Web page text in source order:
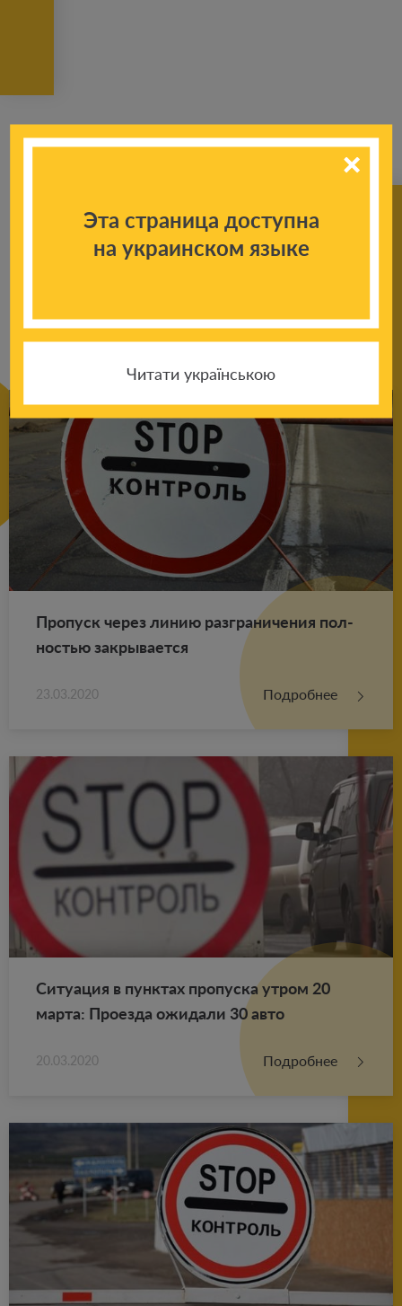
К другим
новостям
Про­пуск через линию раз­гра­ни­че­ния пол­
но­стью за­кры­ва­ет­ся
23.03.2020 Подробнее
Си­ту­а­ция в пунк­тах про­пус­ка утром 20
марта: Про­ез­да ожи­да­ли 30 авто
20.03.2020 Подробнее
Эта страница доступна
на украинском языке
Читати українською